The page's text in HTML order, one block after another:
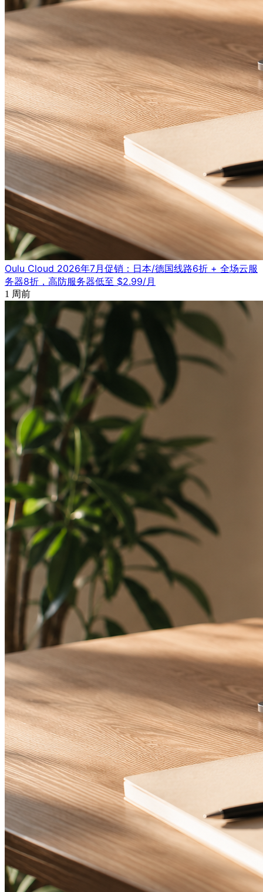
Oulu Cloud 2026年7月促销：日本/德国线路6折 + 全场云服
务器8折，高防服务器低至 $2.99/月
1 周前